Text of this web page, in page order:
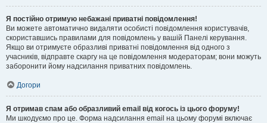
Я постійно отримую небажані приватні повідомлення!
Ви можете автоматично видаляти особисті повідомлення користувачів,
скориставшись правилами для повідомлень у вашій Панелі керування.
Якщо ви отримуєте образливі приватні повідомлення від одного з
учасників, відправте скаргу на це повідомлення модераторам; вони можуть
заборонити йому надсилання приватних повідомлень.
Догори
Я отримав спам або образливий email від когось із цього форуму!
Ми шкодуємо про це. Форма надсилання email на цьому форумі включає